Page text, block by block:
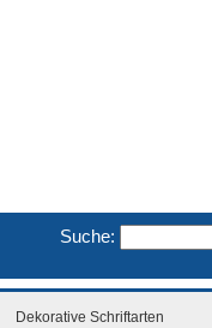
Suche:
Dekorative Schriftarten